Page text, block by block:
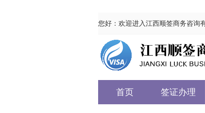
您好：欢迎进入江西顺签商务咨询
首页 签证办理